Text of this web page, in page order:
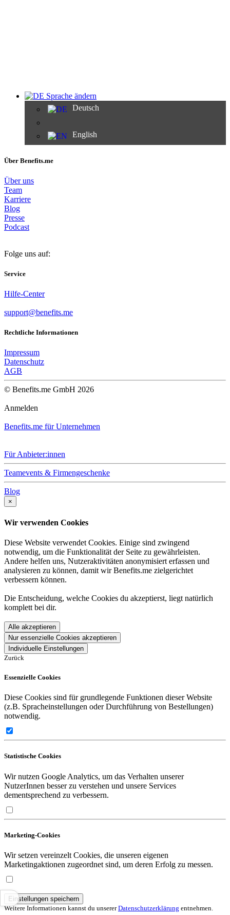
Sprache ändern
Deutsch
English
Über Benefits.me
Über uns
Team
Karriere
Blog
Presse
Podcast
Folge uns auf:
Service
Hilfe-Center
support@benefits.me
Rechtliche Informationen
Impressum
Datenschutz
AGB
© Benefits.me GmbH 2026
Anmelden
Benefits.me für Unternehmen
Für Anbieter:innen
Teamevents & Firmengeschenke
Blog
×
Wir verwenden Cookies
Diese Website verwendet Cookies. Einige sind zwingend
notwendig, um die Funktionalität der Seite zu gewährleisten.
Andere helfen uns, Nutzeraktivitäten anonymisiert erfassen und
analysieren zu können, damit wir Benefits.me zielgerichtet
verbessern können.
Die Entscheidung, welche Cookies du akzeptierst, liegt natürlich
komplett bei dir.
Alle akzeptieren
Nur essenzielle Cookies akzeptieren
Individuelle Einstellungen
Zurück
Essenzielle Cookies
Diese Cookies sind für grundlegende Funktionen dieser Website
(z.B. Spracheinstellungen oder Durchführung von Bestellungen)
notwendig.
Statistische Cookies
Wir nutzen Google Analytics, um das Verhalten unserer
NutzerInnen besser zu verstehen und unsere Services
dementsprechend zu verbessern.
Marketing-Cookies
Wir setzen vereinzelt Cookies, die unseren eigenen
Marketingaktionen zugeordnet sind, um deren Erfolg zu messen.
Einstellungen speichern
Weitere Informationen kannst du unsererDatenschutzerklärung entnehmen.